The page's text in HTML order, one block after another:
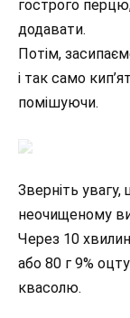
гострого
додавати.
Потім,
і так само
помішуючи.
Зверніть увагу,
неочищеному
Через 10
або 80 г 9%
квасолю.